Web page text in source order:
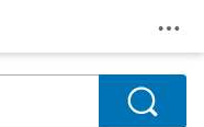
Search